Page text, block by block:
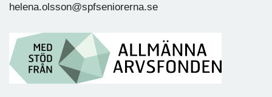
helena.olsson@spfseniorerna.se